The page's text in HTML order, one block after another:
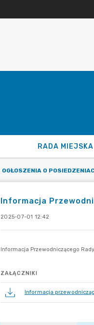
RADA MIEJSKA
OGŁOSZENIA O
Informacja
2025-07-01 12:42
ZAŁĄCZNIKI
Informacja